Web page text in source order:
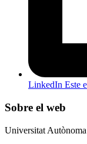
LinkedIn Este
Sobre el web
Universitat